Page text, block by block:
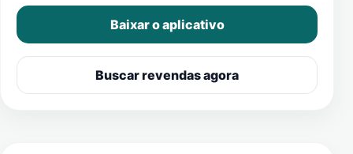
Baixar o aplicativo
Buscar revendas agora